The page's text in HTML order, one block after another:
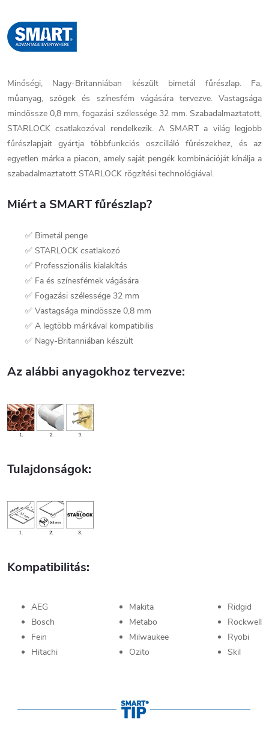
Minőségi, Nagy-Britanniában készült bimetál fűrészlap. Fa,
műanyag, szögek és színesfém vágására tervezve. Vastagsága
mindössze 0,8 mm, fogazási szélessége 32 mm. Szabadalmaztatott,
STARLOCK csatlakozóval rendelkezik. A SMART a világ legjobb
fűrészlapjait gyártja többfunkciós oszcilláló fűrészekhez, és az
egyetlen márka a piacon, amely saját pengék kombinációját kínálja a
szabadalmaztatott STARLOCK rögzítési technológiával.
Miért a SMART fűrészlap?
✅ Bimetál penge
✅ STARLOCK csatlakozó
✅ Professzionális kialakítás
✅ Fa és színesfémek vágására
✅ Fogazási szélessége 32 mm
✅ Vastagsága mindössze 0,8 mm
✅ A legtöbb márkával kompatibilis
✅ Nagy-Britanniában készült
Az alábbi anyagokhoz tervezve:
Tulajdonságok:
Kompatibilitás:
AEG
Bosch
Fein
Hitachi
Makita
Metabo
Milwaukee
Ozito
Ridgid
Rockwell
Ryobi
Skil